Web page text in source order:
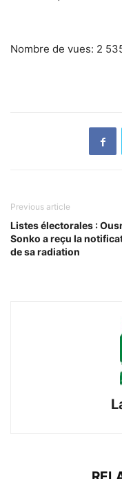
Nombre de vues: 2
Previous article
Listes électorales :
Sonko a reçu la
de sa radiation